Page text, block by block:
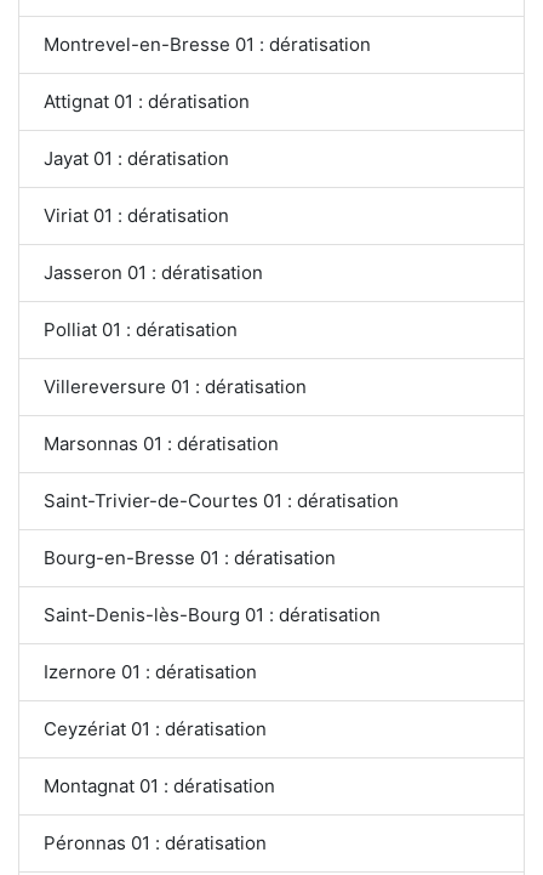
Montrevel-en-Bresse 01 : dératisation
Attignat 01 : dératisation
Jayat 01 : dératisation
Viriat 01 : dératisation
Jasseron 01 : dératisation
Polliat 01 : dératisation
Villereversure 01 : dératisation
Marsonnas 01 : dératisation
Saint-Trivier-de-Courtes 01 : dératisation
Bourg-en-Bresse 01 : dératisation
Saint-Denis-lès-Bourg 01 : dératisation
Izernore 01 : dératisation
Ceyzériat 01 : dératisation
Montagnat 01 : dératisation
Péronnas 01 : dératisation